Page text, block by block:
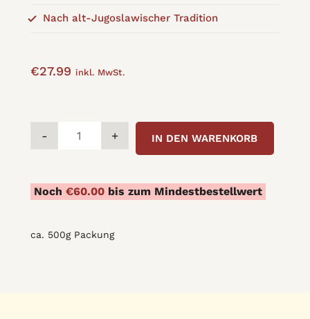
Nach alt-Jugoslawischer Tradition
€27.99 inkl. MwSt.
SUDŽUK
quantity
- + IN DEN WARENKORB
Noch €60.00 bis zum Mindestbestellwert
ca. 500g Packung